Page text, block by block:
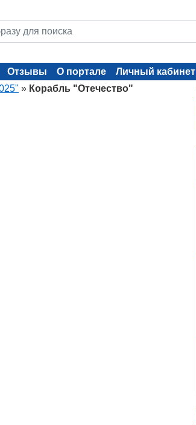
Отзывы О портале
Личный кабинет
» Корабль "Отечество"